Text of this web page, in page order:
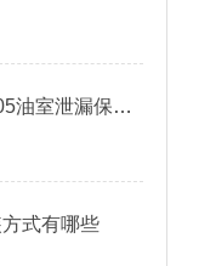
如何安装和设置LB-05油室泄漏保护器
式有哪些